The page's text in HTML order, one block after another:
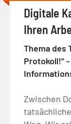
Digitale
Ihren
Thema des
Protokoll!"
Zwischen